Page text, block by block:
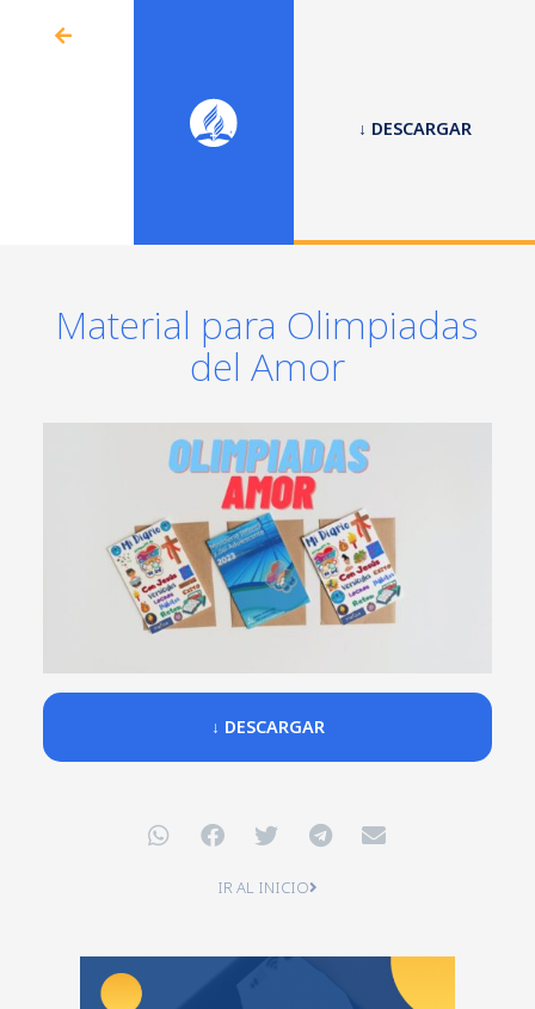
↓ DESCARGAR
Material para Olimpiadas
del Amor
↓ DESCARGAR
IR AL INICIO